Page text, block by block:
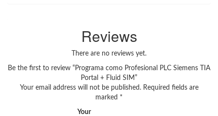
Reviews
There are no reviews yet.
Be the first to review “Programa como Profesional PLC Siemens TIA
Portal + Fluid SIM”
Your email address will not be published. Required fields are
marked *
Your